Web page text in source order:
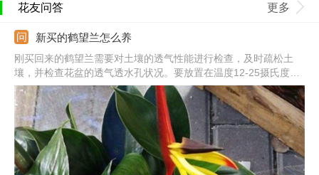
花友问答 更多
新买的鹤望兰怎么养
刚买回来的鹤望兰需要对土壤的透气性能进行检查，及时疏松土
壤，并检查花盆的透气透水孔状况。要放置在温度12-25摄氏度的
室内进行养殖，冬季室温不可长时间低于5摄氏度。最好把它放置
在家中的半阴、光照时长充足处进行养殖，可以选择阳台边边处。
刚买回来每隔20天左右施一次稀薄肥料即可。